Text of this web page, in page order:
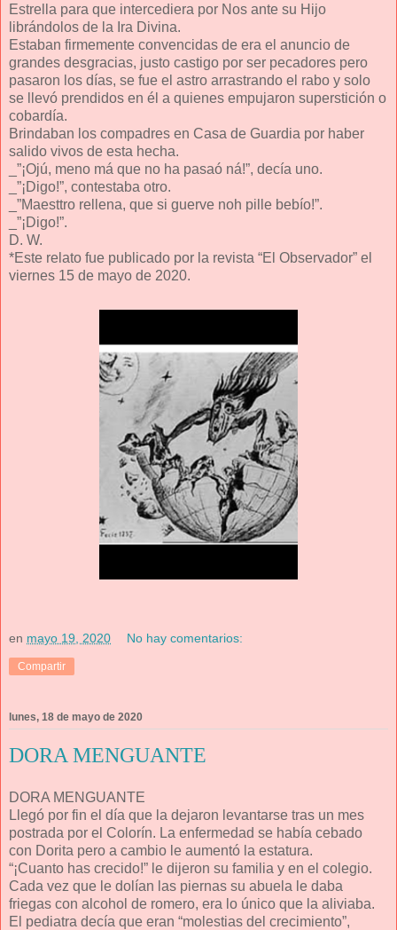
Estrella para que intercediera por Nos ante su Hijo
librándolos de la Ira Divina.
Estaban firmemente convencidas de era el anuncio de
grandes desgracias, justo castigo por ser pecadores pero
pasaron los días, se fue el astro arrastrando el rabo y solo
se llevó prendidos en él a quienes empujaron superstición o
cobardía.
Brindaban los compadres en Casa de Guardia por haber
salido vivos de esta hecha.
_”¡Ojú, meno má que no ha pasaó ná!”, decía uno.
_”¡Digo!”, contestaba otro.
_”Maesttro rellena, que si guerve noh pille bebío!”.
_”¡Digo!”.
D. W.
*Este relato fue publicado por la revista “El Observador” el
viernes 15 de mayo de 2020.
en mayo 19, 2020 No hay comentarios:
Compartir
lunes, 18 de mayo de 2020
DORA MENGUANTE
DORA MENGUANTE
Llegó por fin el día que la dejaron levantarse tras un mes
postrada por el Colorín. La enfermedad se había cebado
con Dorita pero a cambio le aumentó la estatura.
“¡Cuanto has crecido!” le dijeron su familia y en el colegio.
Cada vez que le dolían las piernas su abuela le daba
friegas con alcohol de romero, era lo único que la aliviaba.
El pediatra decía que eran “molestias del crecimiento”,